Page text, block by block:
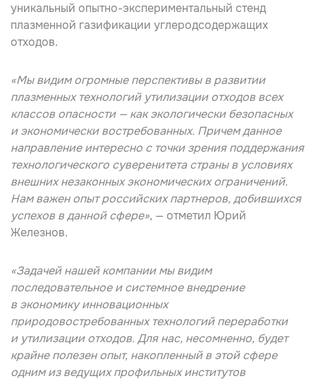
уникальный опытно-экспериментальный стенд
плазменной газификации углеродсодержащих
отходов.
«Мы видим огромные перспективы в развитии
плазменных технологий утилизации отходов всех
классов опасности — как экологически безопасных
и экономически востребованных. Причем данное
направление интересно с точки зрения поддержания
технологического суверенитета страны в условиях
внешних незаконных экономических ограничений.
Нам важен опыт российских партнеров, добившихся
успехов в данной сфере», — отметил Юрий
Железнов.
«Задачей нашей компании мы видим
последовательное и системное внедрение
в экономику инновационных
природовостребованных технологий переработки
и утилизации отходов. Для нас, несомненно, будет
крайне полезен опыт, накопленный в этой сфере
одним из ведущих профильных институтов